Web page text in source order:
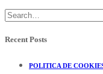
Recent Posts
POLITICA DE